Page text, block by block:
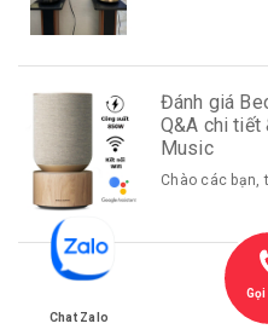
Đánh giá
Q&A chi
Music
Chào các bạn,
Giải Đáp
Review
Thường Gặp
Chat Zalo
Gọi